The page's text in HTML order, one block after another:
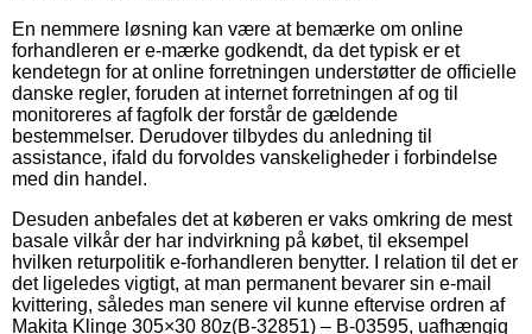
En nemmere løsning kan være at bemærke om online
forhandleren er e-mærke godkendt, da det typisk er et
kendetegn for at online forretningen understøtter de officielle
danske regler, foruden at internet forretningen af og til
monitoreres af fagfolk der forstår de gældende
bestemmelser. Derudover tilbydes du anledning til
assistance, ifald du forvoldes vanskeligheder i forbindelse
med din handel.
Desuden anbefales det at køberen er vaks omkring de mest
basale vilkår der har indvirkning på købet, til eksempel
hvilken returpolitik e-forhandleren benytter. I relation til det er
det ligeledes vigtigt, at man permanent bevarer sin e-mail
kvittering, således man senere vil kunne eftervise ordren af
Makita Klinge 305×30 80z(B-32851) – B-03595, uafhængig